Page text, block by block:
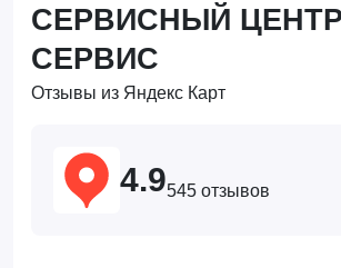
СЕРВИСНЫЙ ЦЕНТР
СЕРВИС
Отзывы из Яндекс Карт
4.9545 отзывов